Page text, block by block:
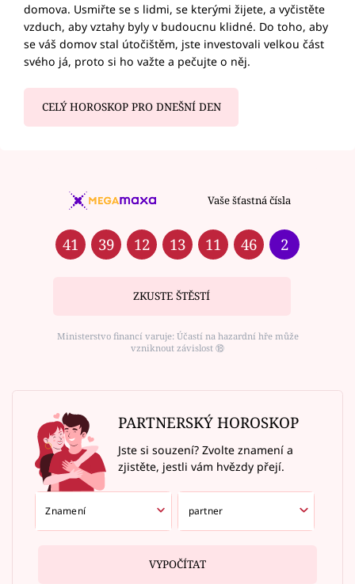
domova. Usmiřte se s lidmi, se kterými žijete, a vyčistěte
vzduch, aby vztahy byly v budoucnu klidné. Do toho, aby
se váš domov stal útočištěm, jste investovali velkou část
svého já, proto si ho važte a pečujte o něj.
CELÝ HOROSKOP PRO DNEŠNÍ DEN
Vaše šťastná čísla
41 39 12 13 11 46 2
ZKUSTE ŠTĚSTÍ
Ministerstvo financí varuje: Účastí na hazardní hře může
vzniknout závislost ⑱
PARTNERSKÝ HOROSKOP
Jste si souzení? Zvolte znamení a
zjistěte, jestli vám hvězdy přejí.
VYPOČÍTAT